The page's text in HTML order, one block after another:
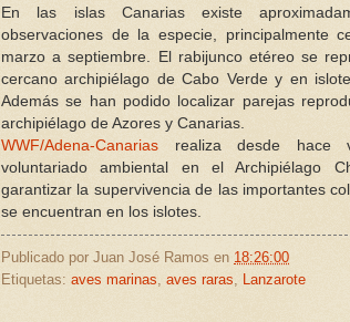
En las islas Canarias existe
observaciones de la especie, principalmente
marzo a septiembre. El rabijunco etéreo se
cercano archipiélago de Cabo Verde y en
Además se han podido localizar parejas
archipiélago de Azores y Canarias.
WWF/Adena-Canarias realiza desde hace
voluntariado ambiental en el Archipiélago
garantizar la supervivencia de las importantes
se encuentran en los islotes.
Publicado por Juan José Ramos en 18:26:00
Etiquetas: aves marinas aves raras Lanzarote